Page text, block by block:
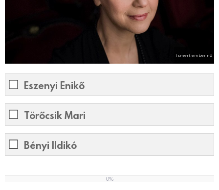
Ismert ember nő
Eszenyi Enikő
Törőcsik Mari
Bényi Ildikó
0%